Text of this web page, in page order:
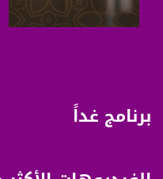
برنامج غداً